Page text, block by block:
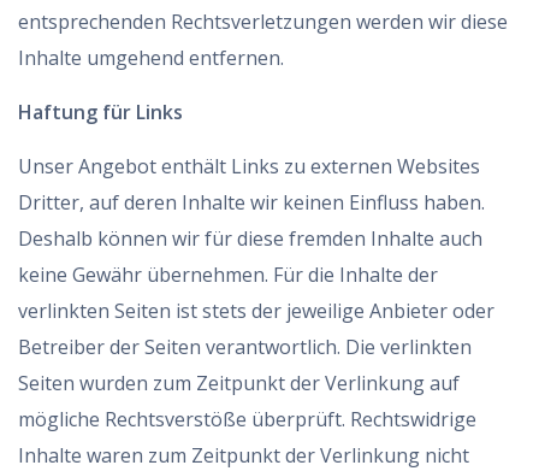
entsprechenden Rechtsverletzungen werden wir diese
Inhalte umgehend entfernen.
Haftung für Links
Unser Angebot enthält Links zu externen Websites
Dritter, auf deren Inhalte wir keinen Einfluss haben.
Deshalb können wir für diese fremden Inhalte auch
keine Gewähr übernehmen. Für die Inhalte der
verlinkten Seiten ist stets der jeweilige Anbieter oder
Betreiber der Seiten verantwortlich. Die verlinkten
Seiten wurden zum Zeitpunkt der Verlinkung auf
mögliche Rechtsverstöße überprüft. Rechtswidrige
Inhalte waren zum Zeitpunkt der Verlinkung nicht